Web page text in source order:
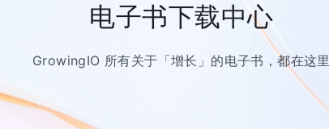
电子书下载中心
GrowingIO 所有关于「增长」的电子书，都在这里